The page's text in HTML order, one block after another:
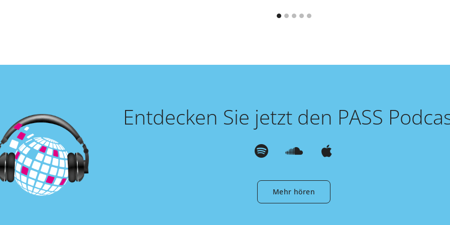
Entdecken Sie jetzt den PASS
Mehr hören